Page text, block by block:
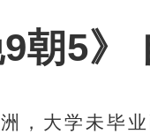
朝5》
大学未毕业